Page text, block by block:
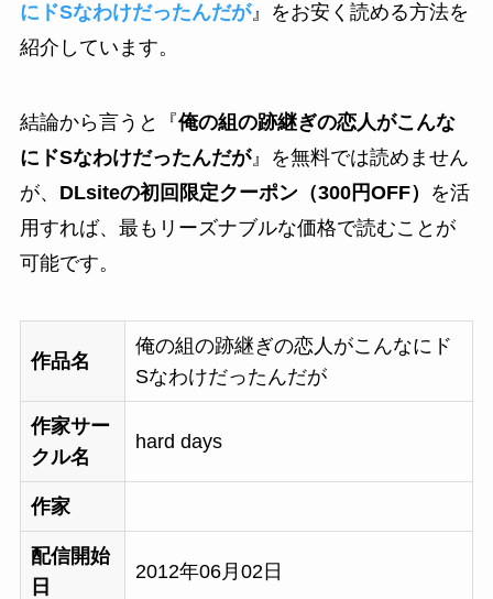
にドSなわけだったんだが』をお安く読める方法を
紹介しています。
結論から言うと『俺の組の跡継ぎの恋人がこんな
にドSなわけだったんだが』を無料では読めません
が、 DLsiteの初回限定クーポン（300円OFF）
を活
用すれば、最もリーズナブルな価格で読むことが
可能です。
作品名
俺の組の跡継ぎの恋人がこんなにド
Sなわけだったんだが
作家サー
クル名
hard days
作家
配信開始
日
2012年06月02日